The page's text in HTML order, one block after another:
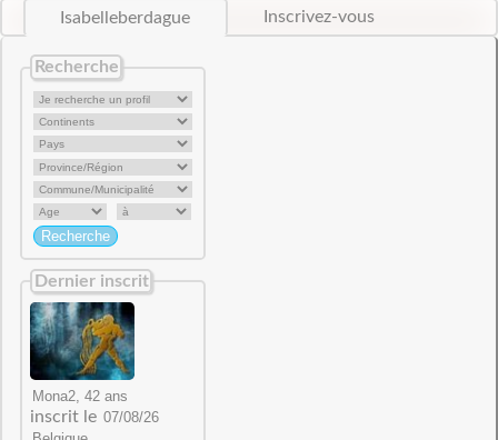
Isabelleberdague Inscrivez-vous
Recherche
Dernier inscrit
inscrit le